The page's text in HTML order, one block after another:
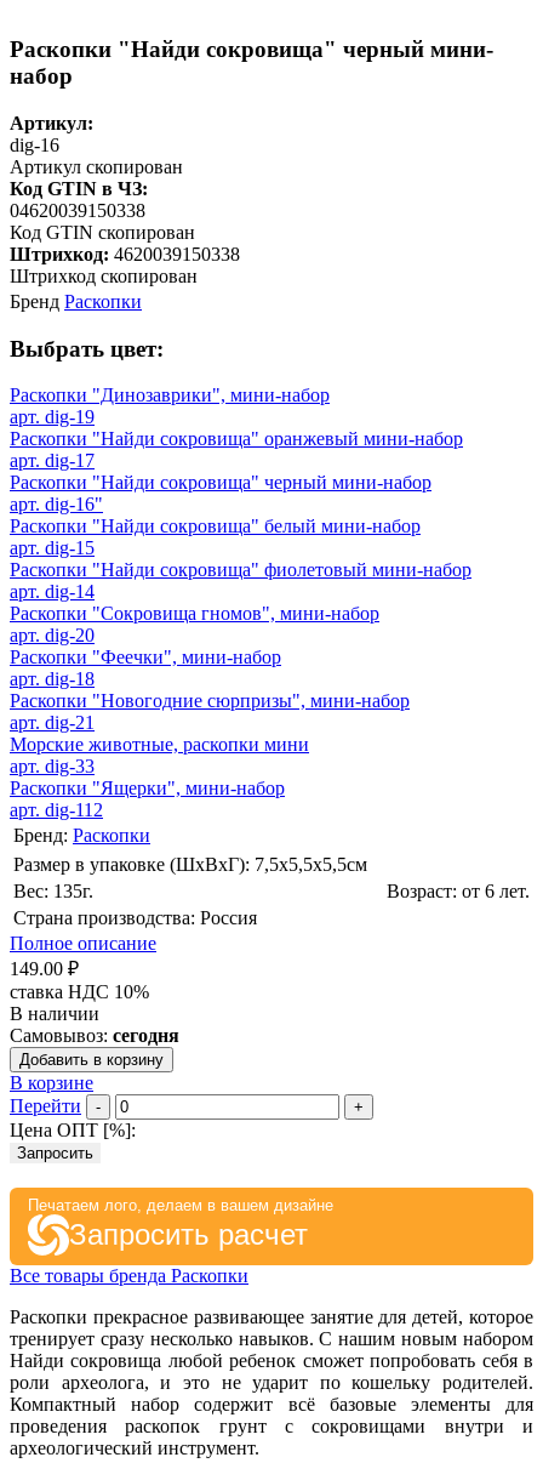
Раскопки "Найди сокровища" черный мини-
набор
Артикул:
dig-16
Артикул скопирован
Код GTIN в ЧЗ:
04620039150338
Код GTIN скопирован
Штрихкод: 4620039150338
Штрихкод скопирован
Бренд Раскопки
Выбрать цвет:
Раскопки "Динозаврики", мини-набор
арт. dig-19
Раскопки "Найди сокровища" оранжевый мини-набор
арт. dig-17
Раскопки "Найди сокровища" черный мини-набор
арт. dig-16"
Раскопки "Найди сокровища" белый мини-набор
арт. dig-15
Раскопки "Найди сокровища" фиолетовый мини-набор
арт. dig-14
Раскопки "Сокровища гномов", мини-набор
арт. dig-20
Раскопки "Феечки", мини-набор
арт. dig-18
Раскопки "Новогодние сюрпризы", мини-набор
арт. dig-21
Морские животные, раскопки мини
арт. dig-33
Раскопки "Ящерки", мини-набор
арт. dig-112
Бренд: Раскопки
Размер в упаковке (ШхВxГ): 7,5х5,5х5,5cм
Вес: 135г.
Возраст: от 6 лет.
Страна производства: Россия
Полное описание
149.00 ₽
ставка НДС 10%
В наличии
Самовывоз: сегодня
Добавить в корзину
В корзине
Перейти
- +
Цена ОПТ [%]:
Запросить
Печатаем лого, делаем в вашем дизайне
Запросить расчет
Все товары бренда Раскопки
Раскопки прекрасное развивающее занятие для детей, которое
тренирует сразу несколько навыков. С нашим новым набором
Найди сокровища любой ребенок сможет попробовать себя в
роли археолога, и это не ударит по кошельку родителей.
Компактный набор содержит всё базовые элементы для
проведения раскопок грунт с сокровищами внутри и
археологический инструмент.